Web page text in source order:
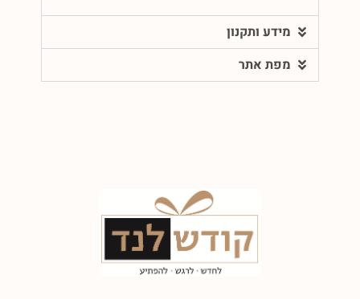
מידע ותקנון
מפת אתר